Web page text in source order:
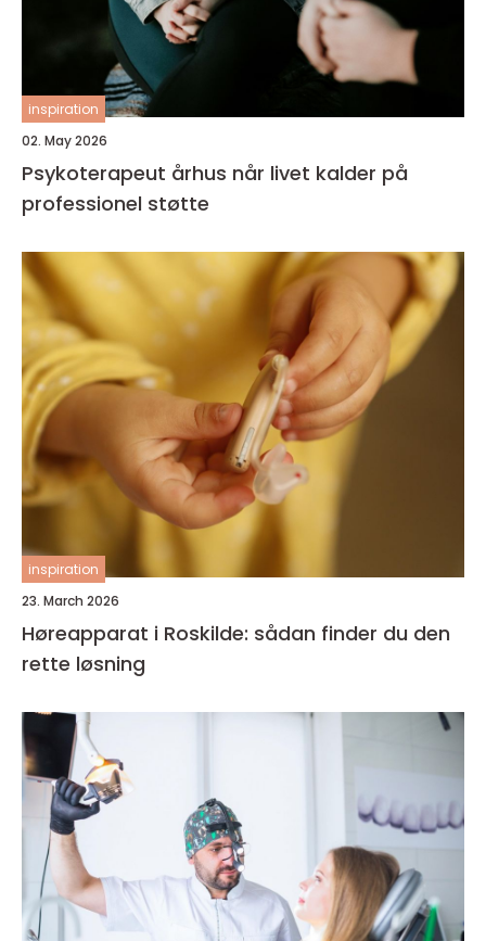
inspiration
02. May 2026
Psykoterapeut århus når livet kalder på
professionel støtte
inspiration
23. March 2026
Høreapparat i Roskilde: sådan finder du den
rette løsning